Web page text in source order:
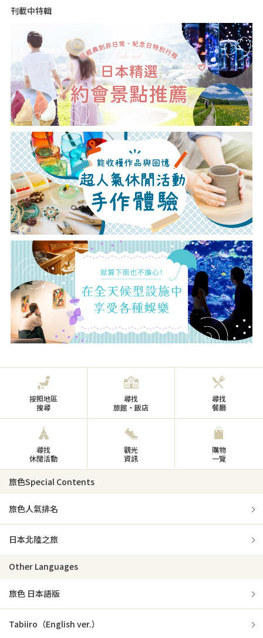
刊載中特輯
按照地區
搜尋
尋找
旅館・飯店
尋找
餐廳
尋找
休閒活動
觀光
資訊
購物
一覽
旅色Special Contents
旅色人氣排名
日本北陸之旅
Other Languages
旅色 日本語版
Tabiiro（English ver.）